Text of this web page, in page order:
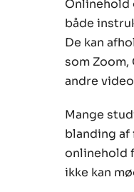
både
De kan
som
andre
Mange
blanding af
onlinehold
ikke kan